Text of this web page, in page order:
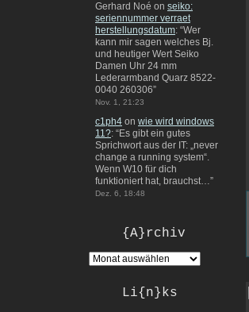
Gerhard Noé on seiko:
seriennummer verraet
herstellungsdatum: “Wer
kann mir sagen welches Bj.
und heutiger Wert Seiko
Damen Uhr 24 mm
Lederarmband Quarz 8522-
0040 260306”
Nov. 1, 21:23
c1ph4 on wie wird windows
11?: “Es gibt ein gutes
Sprichwort aus der IT: „never
change a running system“.
Wenn W10 für dich
funktioniert hat, brauchst…”
Dez. 6, 18:48
{A}rchiv
Li{n}ks